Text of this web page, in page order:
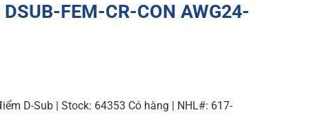
FEM-CR-CON AWG24-
D-Sub | Stock: 64353 Có hàng | NHL#: 617-